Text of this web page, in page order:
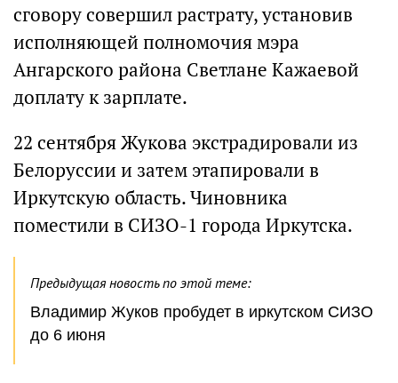
сговору совершил растрату, установив
исполняющей полномочия мэра
Ангарского района Светлане Кажаевой
доплату к зарплате.
22 сентября Жукова экстрадировали из
Белоруссии и затем этапировали в
Иркутскую область. Чиновника
поместили в СИЗО-1 города Иркутска.
Предыдущая новость по этой теме:
Владимир Жуков пробудет в иркутском СИЗО
до 6 июня